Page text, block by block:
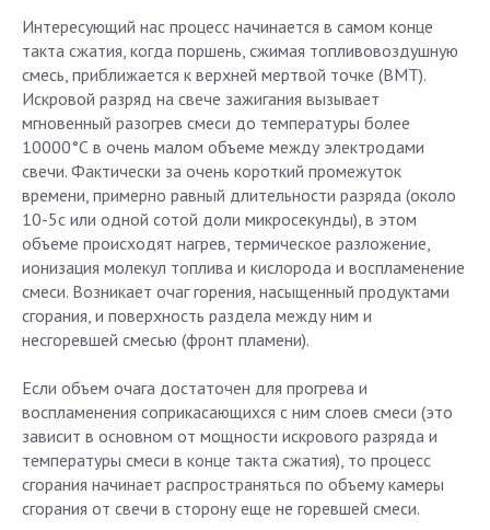
Интересующий нас процесс начинается в самом конце
такта сжатия, когда поршень, сжимая топливовоздушную
смесь, приближается к верхней мертвой точке (ВМТ).
Искровой разряд на свече зажигания вызывает
мгновенный разогрев смеси до температуры более
10000°С в очень малом объеме между электродами
свечи. Фактически за очень короткий промежуток
времени, примерно равный длительности разряда (около
10-5с или одной сотой доли микросекунды), в этом
объеме происходят нагрев, термическое разложение,
ионизация молекул топлива и кислорода и воспламенение
смеси. Возникает очаг горения, насыщенный продуктами
сгорания, и поверхность раздела между ним и
несгоревшей смесью (фронт пламени).
Если объем очага достаточен для прогрева и
воспламенения соприкасающихся с ним слоев смеси (это
зависит в основном от мощности искрового разряда и
температуры смеси в конце такта сжатия), то процесс
сгорания начинает распространяться по объему камеры
сгорания от свечи в сторону еще не горевшей смеси.